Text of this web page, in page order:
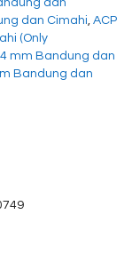
dan
dan Cimahi, ACP
(Only
mm Bandung dan
Bandung dan